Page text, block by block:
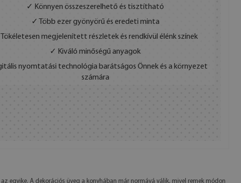
✓ Könnyen összeszerelhető és tisztítható
✓ Több ezer gyönyörű és eredeti minta
megjelenített részletek és rendkívül élénk színek
✓ Kiváló minőségű anyagok
nyomtatási technológia barátságos Önnek és a környezet
számára
egyike. A dekorációs üveg a konyhában már normává válik, mivel remek módon